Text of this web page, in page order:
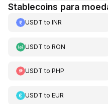
Stablecoins para
USDT to INR
USDT to RON
USDT to PHP
USDT to EUR